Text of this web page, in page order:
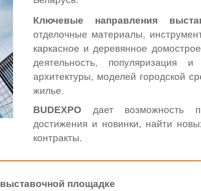
Ключевые направления
отделочные материалы,
каркасное и деревянное
деятельность, популяризация
архитектуры, моделей городской
жилье.
BUDEXPO дает возможность
достижения и новинки, найти
контракты.
площадке